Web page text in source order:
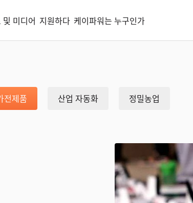
및 미디어 지원하다 케이파워는 누구인가
전제품 산업 자동화 정밀농업